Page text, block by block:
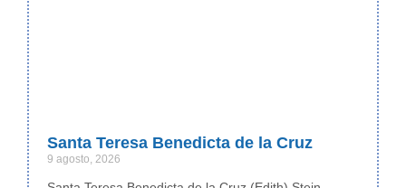
Santa Teresa Benedicta de la Cruz
9 agosto, 2026